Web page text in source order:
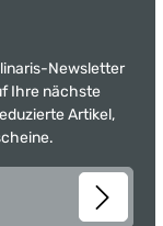
Newsletter
Ihre nächste
Artikel,